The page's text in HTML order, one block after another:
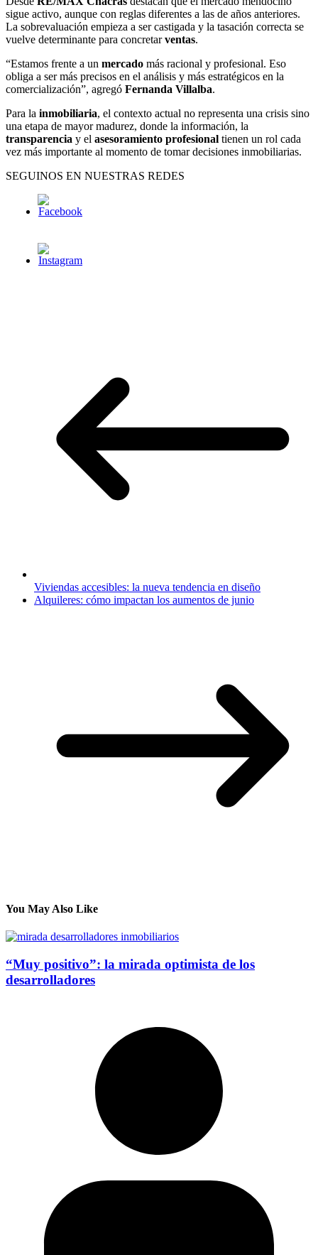
sigue activo, aunque con reglas diferentes a las de años anteriores.
La sobrevaluación empieza a ser castigada y la tasación correcta se
vuelve determinante para concretarventas.
“Estamos frente a un mercado más racional y profesional. Eso
obliga a ser más precisos en el análisis y más estratégicos en la
comercialización”, agregó Fernanda Villalba.
Para la inmobiliaria, el contexto actual no representa una crisis sino
una etapa de mayor madurez, donde la información, la
transparencia y el asesoramiento profesional tienen un rol cada
vez más importante al momento de tomar decisiones inmobiliarias.
SEGUINOS EN NUESTRAS REDES
Viviendas accesibles: la nueva tendencia en diseño
Alquileres: cómo impactan los aumentos de junio
You May Also Like
“Muy positivo”: la mirada optimista de los
desarrolladores